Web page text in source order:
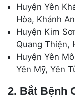
Huyện Yên
Hòa, Khánh
Huyện Kim
Quang Thiện,
Huyện Yên
Yên Mỹ, Yên
2. Bắt Bệnh